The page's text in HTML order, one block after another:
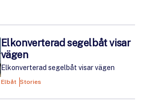
Elkonverterad segelbåt visar
vägen
Elkonverterad segelbåt visar vägen
Elbåt Stories